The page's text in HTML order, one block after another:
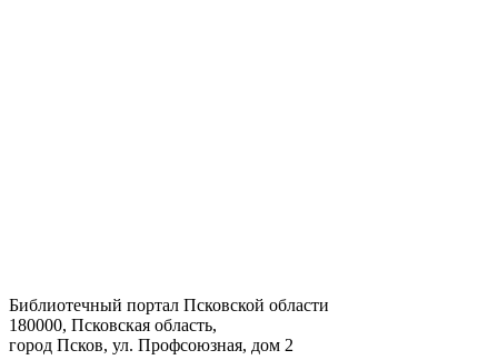
Библиотечный портал Псковской области
180000, Псковская область,
город Псков, ул. Профсоюзная, дом 2